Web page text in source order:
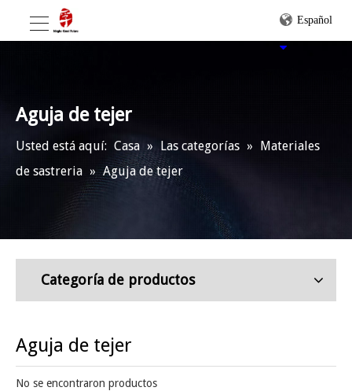
Español
Aguja de tejer
Usted está aquí: Casa » Las categorías » Materiales
de sastreria » Aguja de tejer
Categoría de productos
Aguja de tejer
No se encontraron productos